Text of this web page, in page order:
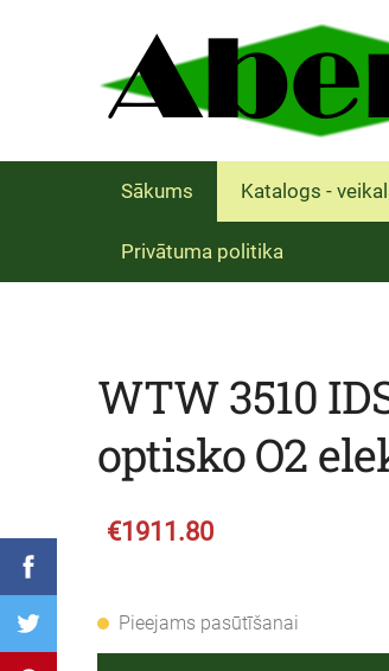
Sākums Katalogs -
Privātuma politika
WTW 3510
optisko O2
€1911.80
Pieejams pasūtīšanai